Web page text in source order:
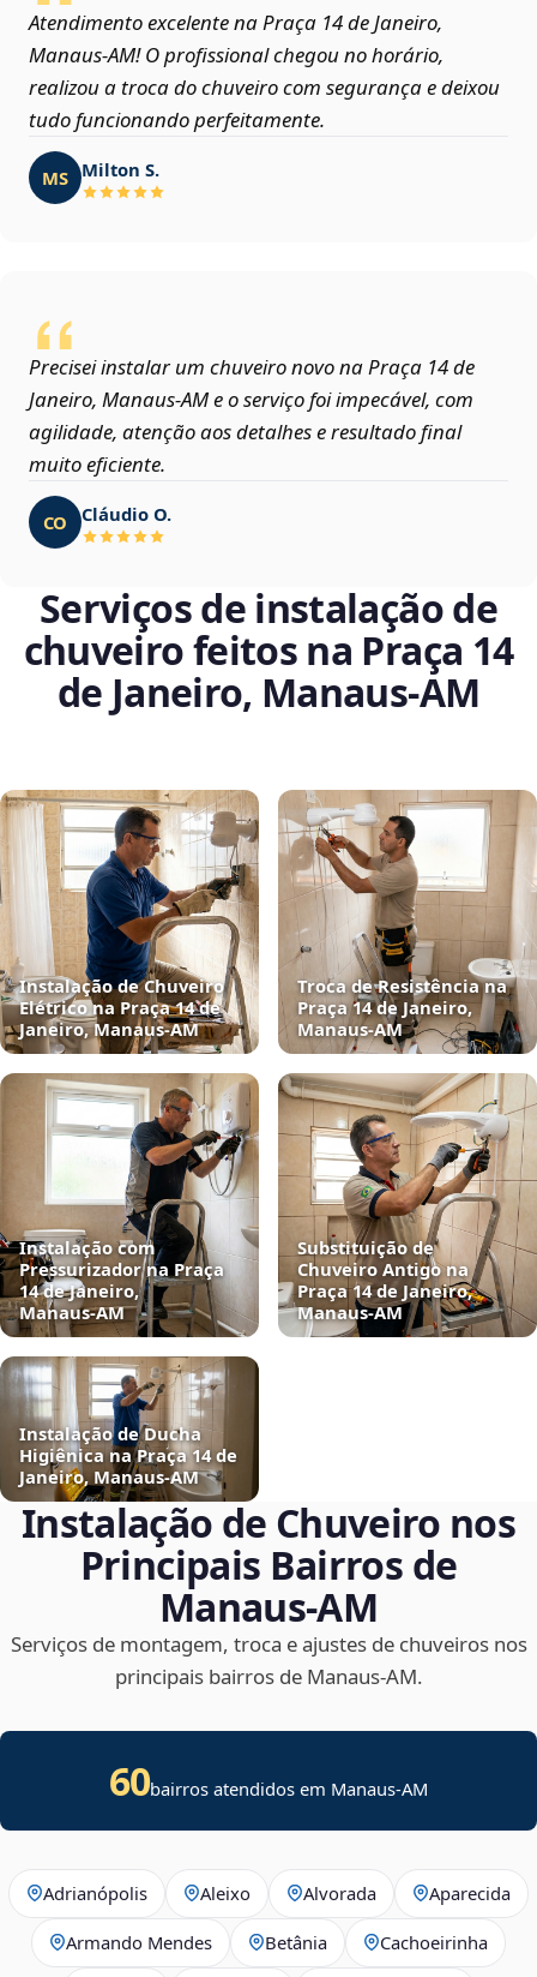
Atendimento excelente na Praça 14 de Janeiro,
Manaus‑AM! O profissional chegou no horário,
realizou a troca do chuveiro com segurança e deixou
tudo funcionando perfeitamente.
MS Milton S.
Precisei instalar um chuveiro novo na Praça 14 de
Janeiro, Manaus‑AM e o serviço foi impecável, com
agilidade, atenção aos detalhes e resultado final
muito eficiente.
CO Cláudio O.
Serviços de instalação de
chuveiro feitos na Praça 14
de Janeiro, Manaus‑AM
Instalação de Chuveiro
Elétrico na Praça 14 de
Janeiro, Manaus‑AM
Troca de Resistência na
Praça 14 de Janeiro,
Manaus‑AM
Instalação com
Pressurizador na Praça
14 de Janeiro,
Manaus‑AM
Substituição de
Chuveiro Antigo na
Praça 14 de Janeiro,
Manaus‑AM
Instalação de Ducha
Higiênica na Praça 14 de
Janeiro, Manaus‑AM
Instalação de Chuveiro nos
Principais Bairros de
Manaus‑AM
Serviços de montagem, troca e ajustes de chuveiros nos
principais bairros de Manaus‑AM.
60bairros atendidos em Manaus-AM
Adrianópolis Aleixo Alvorada Aparecida
Armando Mendes Betânia Cachoeirinha